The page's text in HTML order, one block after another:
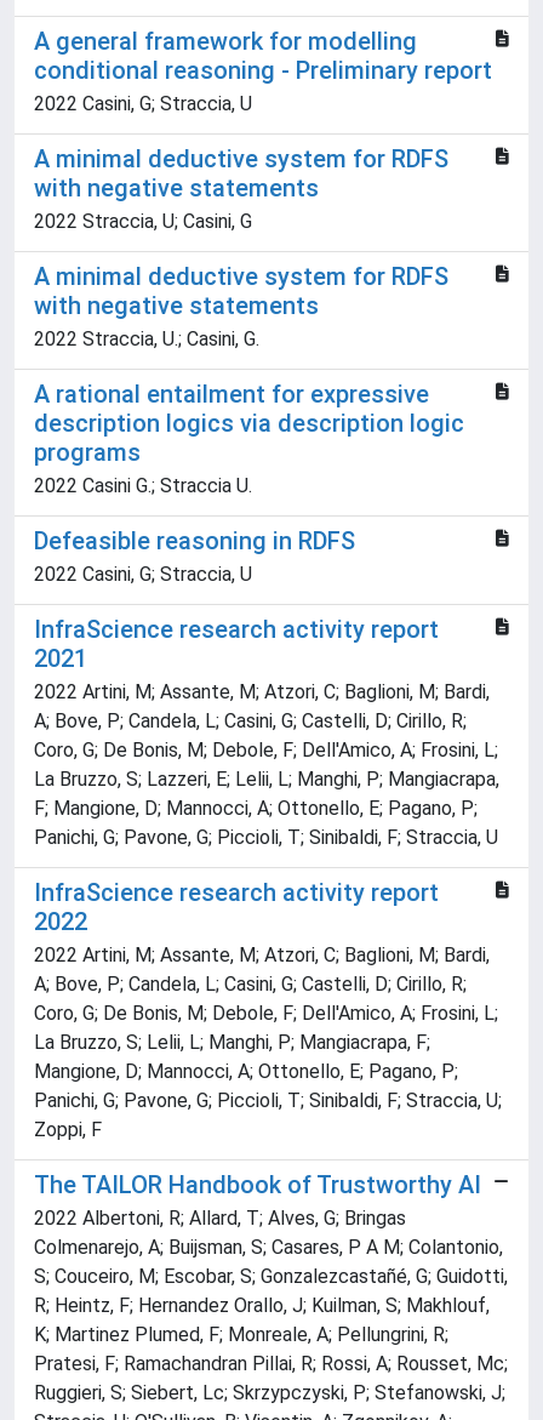
A general framework for modelling
conditional reasoning - Preliminary report
2022 Casini, G; Straccia, U
A minimal deductive system for RDFS
with negative statements
2022 Straccia, U; Casini, G
A minimal deductive system for RDFS
with negative statements
2022 Straccia, U.; Casini, G.
A rational entailment for expressive
description logics via description logic
programs
2022 Casini G.; Straccia U.
Defeasible reasoning in RDFS
2022 Casini, G; Straccia, U
InfraScience research activity report
2021
2022 Artini, M; Assante, M; Atzori, C; Baglioni, M; Bardi,
A; Bove, P; Candela, L; Casini, G; Castelli, D; Cirillo, R;
Coro, G; De Bonis, M; Debole, F; Dell'Amico, A; Frosini, L;
La Bruzzo, S; Lazzeri, E; Lelii, L; Manghi, P; Mangiacrapa,
F; Mangione, D; Mannocci, A; Ottonello, E; Pagano, P;
Panichi, G; Pavone, G; Piccioli, T; Sinibaldi, F; Straccia, U
InfraScience research activity report
2022
2022 Artini, M; Assante, M; Atzori, C; Baglioni, M; Bardi,
A; Bove, P; Candela, L; Casini, G; Castelli, D; Cirillo, R;
Coro, G; De Bonis, M; Debole, F; Dell'Amico, A; Frosini, L;
La Bruzzo, S; Lelii, L; Manghi, P; Mangiacrapa, F;
Mangione, D; Mannocci, A; Ottonello, E; Pagano, P;
Panichi, G; Pavone, G; Piccioli, T; Sinibaldi, F; Straccia, U;
Zoppi, F
The TAILOR Handbook of Trustworthy AI
2022 Albertoni, R; Allard, T; Alves, G; Bringas
Colmenarejo, A; Buijsman, S; Casares, P A M; Colantonio,
S; Couceiro, M; Escobar, S; Gonzalezcastañé, G; Guidotti,
R; Heintz, F; Hernandez Orallo, J; Kuilman, S; Makhlouf,
K; Martinez Plumed, F; Monreale, A; Pellungrini, R;
Pratesi, F; Ramachandran Pillai, R; Rossi, A; Rousset, Mc;
Ruggieri, S; Siebert, Lc; Skrzypczyski, P; Stefanowski, J;